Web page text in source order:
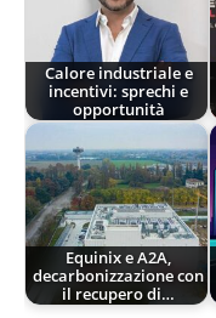
Calore industriale e
incentivi: sprechi e
opportunità
Equinix e A2A,
decarbonizzazione con
il recupero di…